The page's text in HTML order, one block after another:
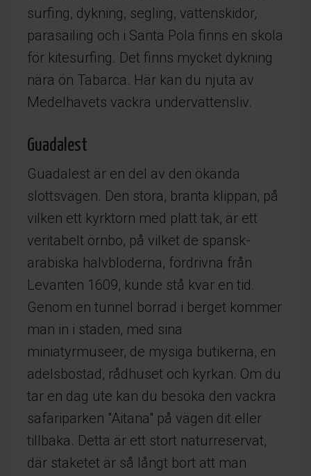
surfing, dykning, segling, vattenskidor,
parasailing och i Santa Pola finns en skola
för kitesurfing. Det finns mycket dykning
nära ön Tabarca. Här kan du njuta av
Medelhavets vackra undervattensliv.
Guadalest
Guadalest är en del av den ökända
slottsvägen. Den stora, branta klippan, på
vilken ett kyrktorn med platt tak, är ett
veritabelt örnbo, på vilket de spansk-
arabiska halvbloderna, fördrivna från
Levanten 1609, kunde stå kvar en tid.
Genom en tunnel borrad i berget kommer
man in i staden, med sina
miniatyrmuseer, de mysiga butikerna, en
adelsbostad, rådhuset och kyrkan. Om du
tar en dag ute kan du besöka den vackra
safariparken "Aitana" på vägen dit eller
tillbaka. Detta är ett stort naturreservat,
där staketet är så långt bort att man